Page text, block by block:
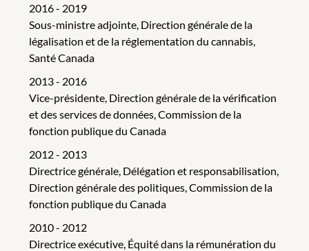
2016 - 2019
Sous-ministre adjointe, Direction générale de la
légalisation et de la réglementation du cannabis,
Santé Canada
2013 - 2016
Vice-présidente, Direction générale de la vérification
et des services de données, Commission de la
fonction publique du Canada
2012 - 2013
Directrice générale, Délégation et responsabilisation,
Direction générale des politiques, Commission de la
fonction publique du Canada
2010 - 2012
Directrice exécutive, Équité dans la rémunération du